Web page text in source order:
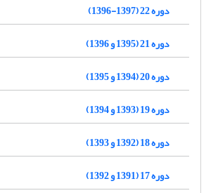
دوره 22 (1397-1396)
دوره 21 (1395 و 1396)
دوره 20 (1394 و 1395)
دوره 19 (1393 و 1394)
دوره 18 (1392 و 1393)
دوره 17 (1391 و 1392)